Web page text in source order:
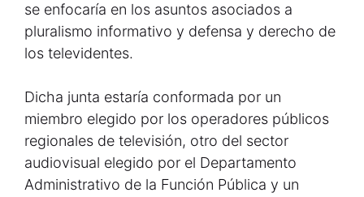
se enfocaría en los asuntos asociados a
pluralismo informativo y defensa y derecho de
los televidentes.
Dicha junta estaría conformada por un
miembro elegido por los operadores públicos
regionales de televisión, otro del sector
audiovisual elegido por el Departamento
Administrativo de la Función Pública y un